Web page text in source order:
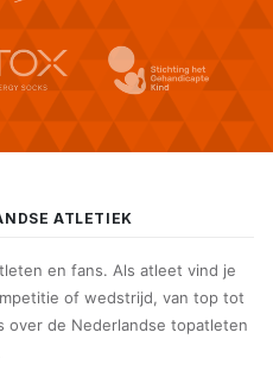
ATLETIEK
en fans. Als atleet vind je
of wedstrijd, van top tot
over de Nederlandse topatleten